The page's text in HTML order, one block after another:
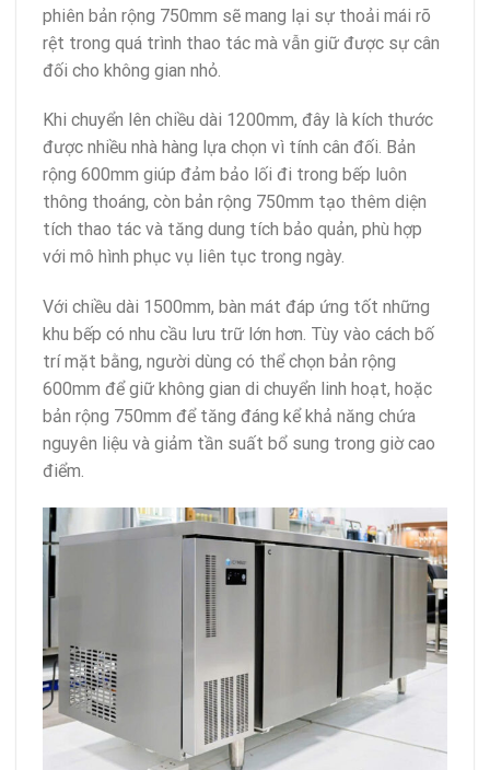
phiên bản rộng 750mm sẽ mang lại sự thoải mái rõ
rệt trong quá trình thao tác mà vẫn giữ được sự cân
đối cho không gian nhỏ.
Khi chuyển lên chiều dài 1200mm, đây là kích thước
được nhiều nhà hàng lựa chọn vì tính cân đối. Bản
rộng 600mm giúp đảm bảo lối đi trong bếp luôn
thông thoáng, còn bản rộng 750mm tạo thêm diện
tích thao tác và tăng dung tích bảo quản, phù hợp
với mô hình phục vụ liên tục trong ngày.
Với chiều dài 1500mm, bàn mát đáp ứng tốt những
khu bếp có nhu cầu lưu trữ lớn hơn. Tùy vào cách bố
trí mặt bằng, người dùng có thể chọn bản rộng
600mm để giữ không gian di chuyển linh hoạt, hoặc
bản rộng 750mm để tăng đáng kể khả năng chứa
nguyên liệu và giảm tần suất bổ sung trong giờ cao
điểm.